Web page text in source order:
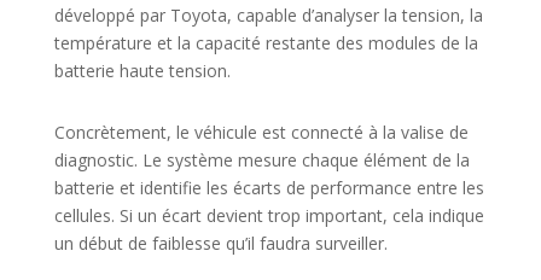
développé par Toyota, capable d’analyser la tension, la
température et la capacité restante des modules de la
batterie haute tension.
Concrètement, le véhicule est connecté à la valise de
diagnostic. Le système mesure chaque élément de la
batterie et identifie les écarts de performance entre les
cellules. Si un écart devient trop important, cela indique
un début de faiblesse qu’il faudra surveiller.